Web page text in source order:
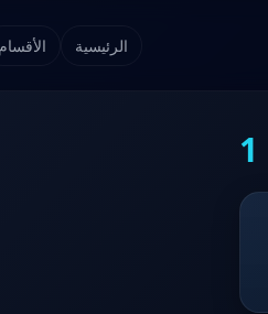
الرئيسية الأقسام